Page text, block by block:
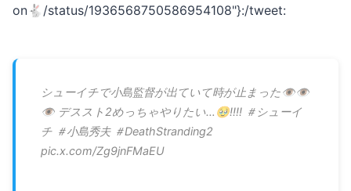
on🐇/status/1936568750586954108"}:/tweet:
シューイチで小島監督が出ていて時が止まった👁️👁️
👁️ デススト2めっちゃやりたい…🥹‼️‼️ ＃シューイ
チ ＃小島秀夫 ＃DeathStranding2
pic.x.com/Zg9jnFMaEU